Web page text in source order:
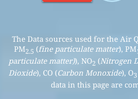
The Data sources used for the Air
PM2.5 (fine particulate matter), PM
particulate matter)), NO2 (Nitrogen
Dioxide), CO (Carbon Monoxide), O3
data in this page are